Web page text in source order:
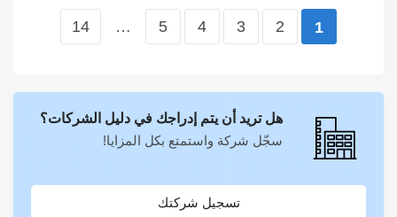
1
2
3
4
5
…
14
هل تريد أن يتم إدراجك في دليل الشركات؟
سجّل شركة واستمتع بكل المزايا!
تسجيل شركتك